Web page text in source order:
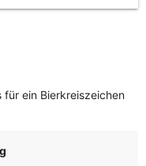
für ein Bierkreiszeichen